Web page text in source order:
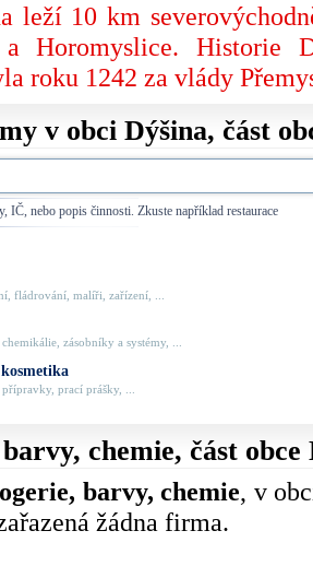
leží 10 km
Horomyslice. Historie
roku 1242 za vlády
v obci Dýšina, část
IČ, nebo popis činnosti. Zkuste například restaurace
fládrování, malíři, zařízení, ...
zásobníky a systémy, ...
prací prášky, ...
chemie, část obce
barvy, chemie, v
žádna firma.